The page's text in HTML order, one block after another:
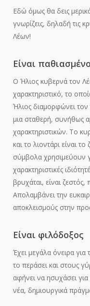
Εδώ όμως θα δεις
γνωρίζεις, δηλαδή τις
Λέων!
Είναι
Ο Ήλιος κυβερνά τον
χαρακτηριστικό, το
Ήλιος διαμορφώνει
μια σταθερή, συνήθως
χαρακτηριστικών. Το
και το λιοντάρι είναι
σύμβολα χρησιμεύουν
χαρακτηριστικές
βρυχάται, είναι
Απολαμβάνει την
αποκλεισμούς στην
Είναι φιλόδοξος
Έχει μεγάλα όνειρα
το περάσει και στους
αφήνει να ησυχάσει
νέα, δημιουργικά